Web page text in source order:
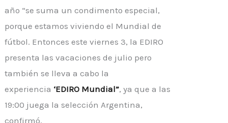
año “se suma un condimento especial,
porque estamos viviendo el Mundial de
fútbol. Entonces este viernes 3, la EDIRO
presenta las vacaciones de julio pero
también se lleva a cabo la
experiencia ‘EDIRO Mundial”, ya que a las
19:00 juega la selección Argentina,
confirmó.